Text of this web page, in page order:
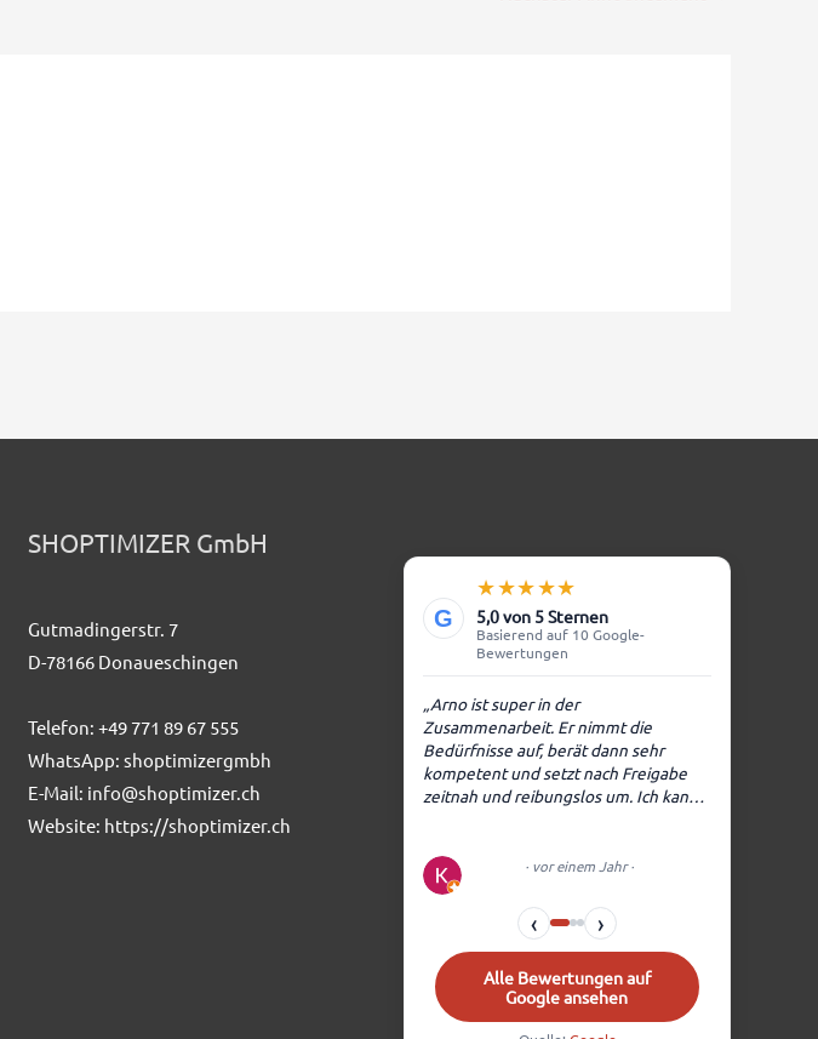
SHOPTIMIZER GmbH
Gutmadingerstr. 7
D-78166 Donaueschingen
Telefon: +49 771 89 67 555
WhatsApp: shoptimizergmbh
E-Mail: info@shoptimizer.ch
Website: https://shoptimizer.ch
G
★★★★★
5,0 von 5 Sternen
Basierend auf 10 Google-
Bewertungen
„Arno ist super in der
Zusammenarbeit. Er nimmt die
Bedürfnisse auf, berät dann sehr
kompetent und setzt nach Freigabe
zeitnah und reibungslos um. Ich kann
· vor einem Jahr ·
‹ ›
Alle Bewertungen auf
Google ansehen